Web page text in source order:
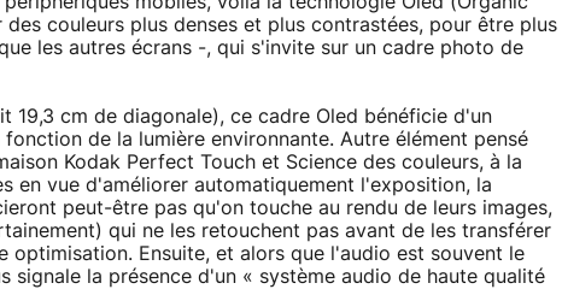
couleurs plus denses et plus contrastées, pour être plus
les autres écrans -, qui s'invite sur un cadre photo de
19,3 cm de diagonale), ce cadre Oled bénéficie d'un
de la lumière environnante. Autre élément pensé
Kodak Perfect Touch et Science des couleurs, à la
en vue d'améliorer automatiquement l'exposition, la
peut-être pas qu'on touche au rendu de leurs images,
qui ne les retouchent pas avant de les transférer
Ensuite, et alors que l'audio est souvent le
signale la présence d'un « système audio de haute qualité